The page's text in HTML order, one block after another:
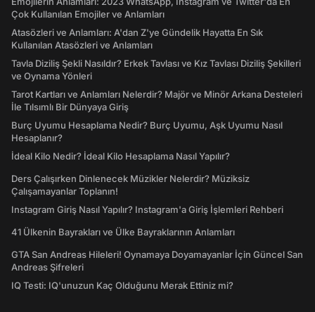
Çok Kullanılan Emojiler ve Anlamları
Atasözleri ve Anlamları: A'dan Z'ye Gündelik Hayatta En Sık
Kullanılan Atasözleri ve Anlamları
Tavla Diziliş Şekli Nasıldır? Erkek Tavlası ve Kız Tavlası Diziliş Şekilleri
ve Oynama Yönleri
Tarot Kartları ve Anlamları Nelerdir? Majör ve Minör Arkana Desteleri
İle Tılsımlı Bir Dünyaya Giriş
Burç Uyumu Hesaplama Nedir? Burç Uyumu, Aşk Uyumu Nasıl
Hesaplanır?
İdeal Kilo Nedir? İdeal Kilo Hesaplama Nasıl Yapılır?
Ders Çalışırken Dinlenecek Müzikler Nelerdir? Müziksiz
Çalışamayanlar Toplanın!
Instagram Giriş Nasıl Yapılır? Instagram'a Giriş İşlemleri Rehberi
41 Ülkenin Bayrakları ve Ülke Bayraklarının Anlamları
GTA San Andreas Hileleri! Oynamaya Doyamayanlar İçin Güncel San
Andreas Şifreleri
IQ Testi: IQ'unuzun Kaç Olduğunu Merak Ettiniz mi?